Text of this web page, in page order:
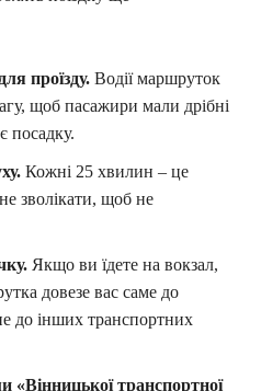
проїзду. Водії маршруток
щоб пасажири мали дрібні
Кожні 25 хвилин – це
зволікати, щоб не
Якщо ви їдете на вокзал,
довезе вас саме до
до інших транспортних
«Вінницької транспортної